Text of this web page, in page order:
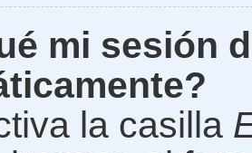
mi sesión
la casilla